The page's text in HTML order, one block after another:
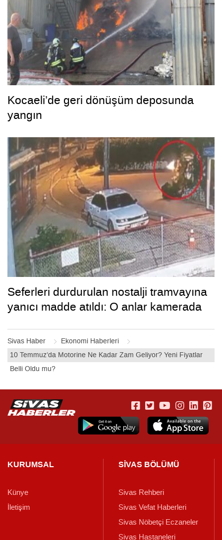
Sivas Haber
Ekonomi Haberleri
10 Temmuz’da Motorine Ne Kadar Zam Geliyor? Yeni Fiyatlar
Belli Oldu mu?
Kocaeli’de geri dönüşüm deposunda
yangın
Seferleri durdurulan nostalji tramvayına
yanıcı madde atıldı: O anlar kamerada
KURUMSAL
Künye
İletişim
SİVAS BÖLÜMÜ
Sivas Rehberi
Sivas Vefat Haberleri
Sivas Nöbetçi Eczaneler
Sivas Hastaneleri